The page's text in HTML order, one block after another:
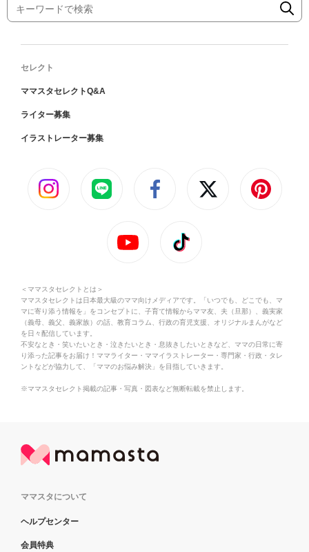
セレクト
ママスタセレクトQ&A
ライター募集
イラストレーター募集
＜ママスタセレクトとは＞
ママスタセレクトは日本最大級のママ向けメディアです。「いつでも、どこでも、マ
マに寄り添う情報を」をコンセプトに、子育て情報からママ友、夫（旦那）、義実家
（義母、義父、義家族）の話、教育コラム、行政の育児支援、オリジナルまんがなど
を日々配信しています。
不安なとき・笑いたいとき・泣きたいとき・息抜きしたいときなど、ママの日常に寄
り添った記事をお届け！ママライター・ママイラストレーター・専門家・行政・タレ
ントなどが協力して、「ママのお悩み解決」を目指していきます。
※ママスタセレクト掲載の記事・写真・図表など無断転載を禁止します。
ママスタについて
ヘルプセンター
会員特典